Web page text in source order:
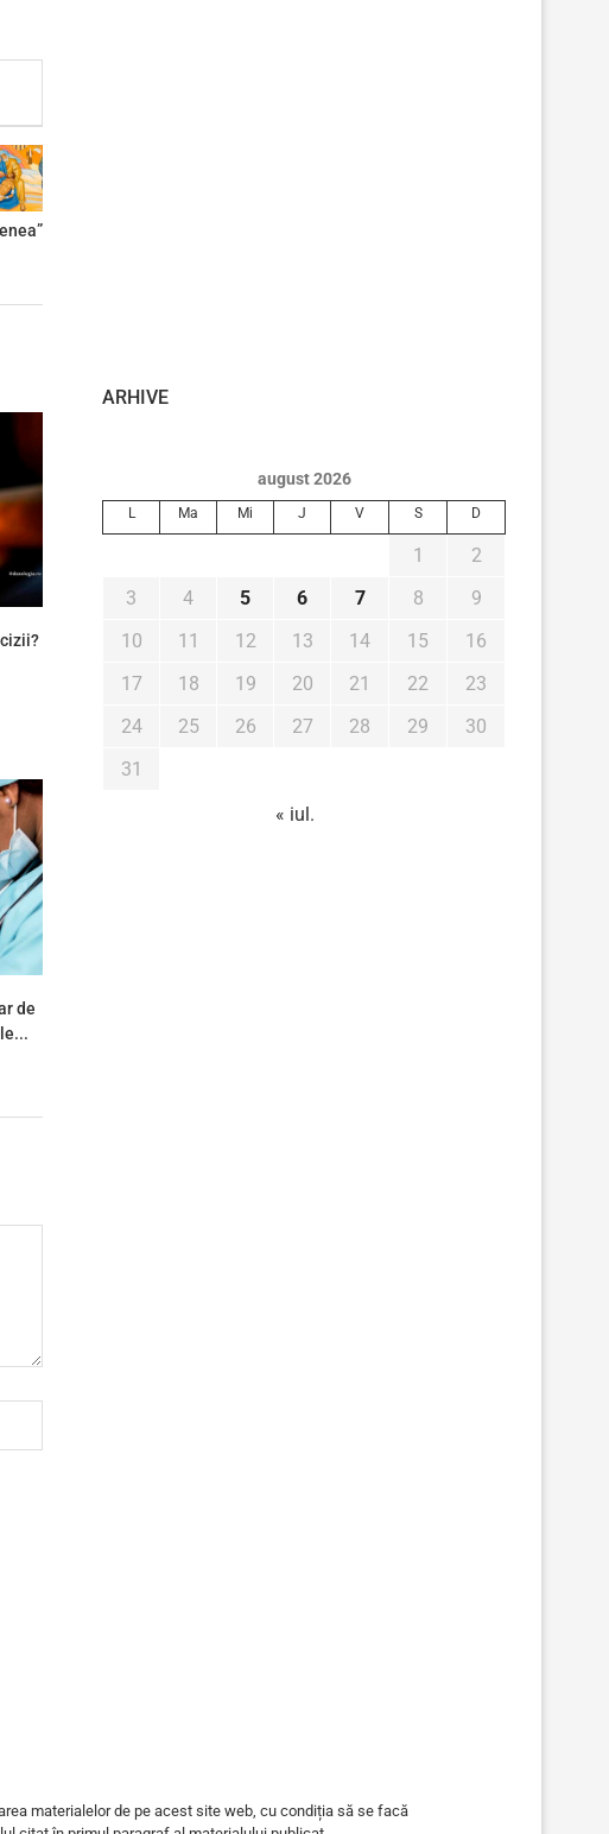
de
ARHIVE
august 2026
L Ma Mi J V S D
1
2
3
4 5 6 7 8
9
10
11 12 13 14 15
16
17
18 19 20 21 22
23
24
25 26 27 28 29
30
31
« iul.
materialelor de pe acest site web, cu condiția să se facă